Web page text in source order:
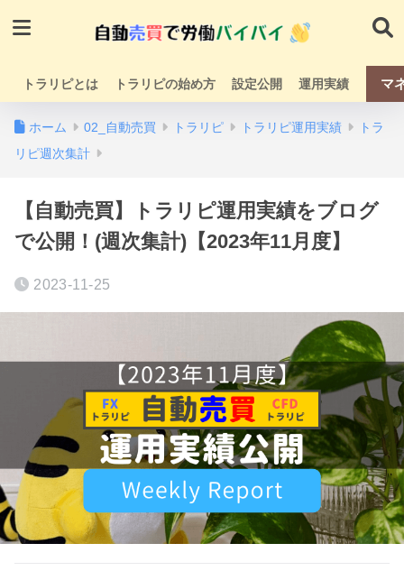
トラリピとは トラリピの始め方 設定公開 運用実績 マ
ホーム 02_自動売買 トラリピ トラリピ運用実績
トラ
リピ週次集計
【自動売買】トラリピ運用実績をブログ
で公開！(週次集計)【2023年11月度】
2023-11-25